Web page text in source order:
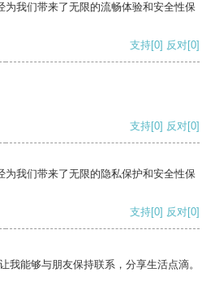
为我们带来了无限的流畅体验和安全性保
支持[0] 反对[0]
支持[0] 反对[0]
为我们带来了无限的隐私保护和安全性保
支持[0] 反对[0]
我能够与朋友保持联系，分享生活点滴。